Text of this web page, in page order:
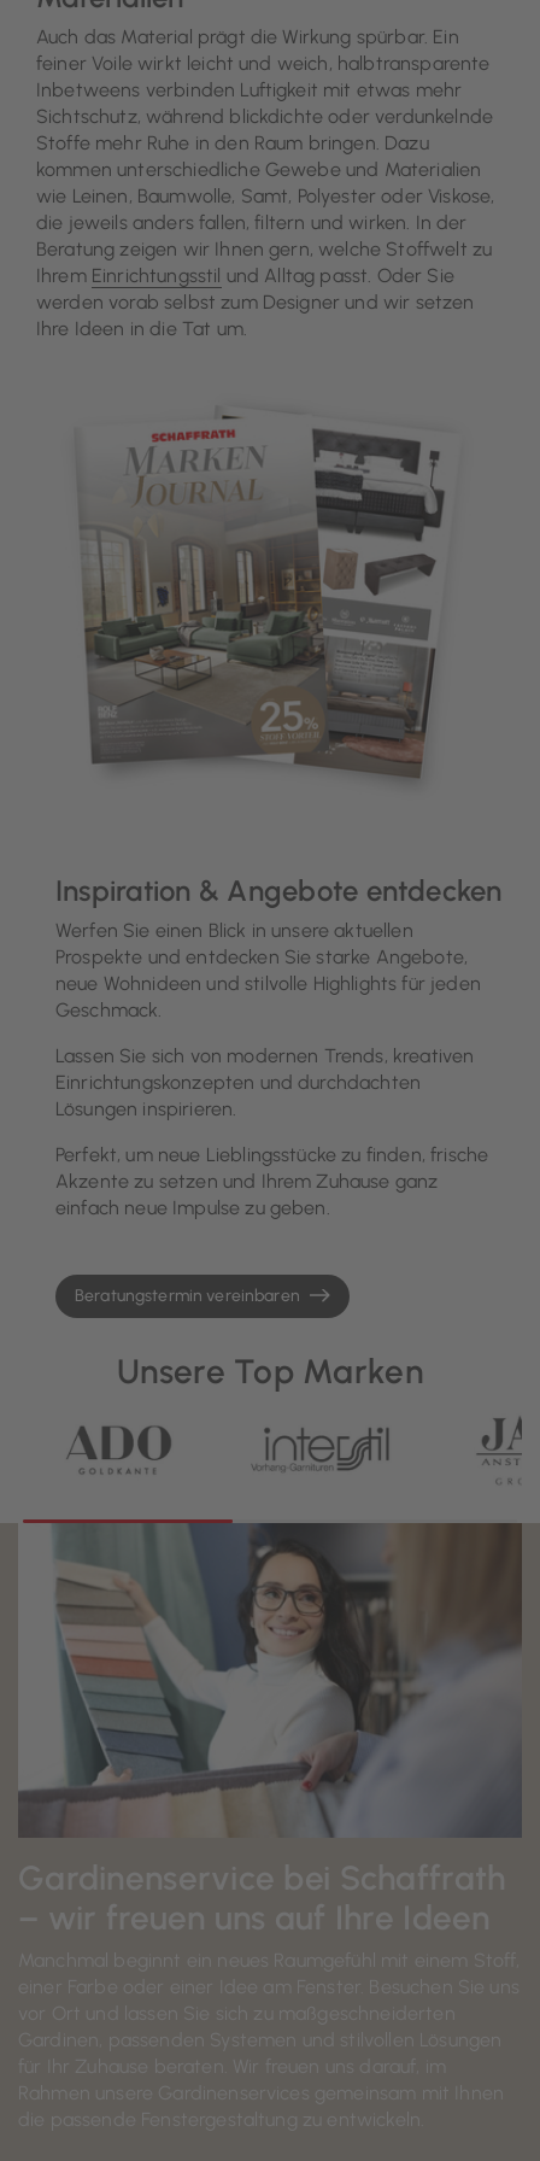
Auch das Material prägt die Wirkung spürbar. Ein
feiner Voile wirkt leicht und weich, halbtransparente
Inbetweens verbinden Luftigkeit mit etwas mehr
Sichtschutz, während blickdichte oder verdunkelnde
Stoffe mehr Ruhe in den Raum bringen. Dazu
kommen unterschiedliche Gewebe und Materialien
wie Leinen, Baumwolle, Samt, Polyester oder Viskose,
die jeweils anders fallen, filtern und wirken. In der
Beratung zeigen wir Ihnen gern, welche Stoffwelt zu
Ihrem Einrichtungsstil und Alltag passt. Oder Sie
werden vorab selbst zum Designer und wir setzen
Ihre Ideen in die Tat um.
Inspiration & Angebote entdecken
Werfen Sie einen Blick in unsere aktuellen
Prospekte und entdecken Sie starke Angebote,
neue Wohnideen und stilvolle Highlights für jeden
Geschmack.
Lassen Sie sich von modernen Trends, kreativen
Einrichtungskonzepten und durchdachten
Lösungen inspirieren.
Perfekt, um neue Lieblingsstücke zu finden, frische
Akzente zu setzen und Ihrem Zuhause ganz
einfach neue Impulse zu geben.
Beratungstermin vereinbaren
Unsere Top Marken
Gardinenservice bei Schaffrath
– wir freuen uns auf Ihre Ideen
Manchmal beginnt ein neues Raumgefühl mit einem Stoff,
einer Farbe oder einer Idee am Fenster. Besuchen Sie uns
vor Ort und lassen Sie sich zu maßgeschneiderten
Gardinen, passenden Systemen und stilvollen Lösungen
für Ihr Zuhause beraten. Wir freuen uns darauf, im
Rahmen unsere Gardinenservices gemeinsam mit Ihnen
die passende Fenstergestaltung zu entwickeln.